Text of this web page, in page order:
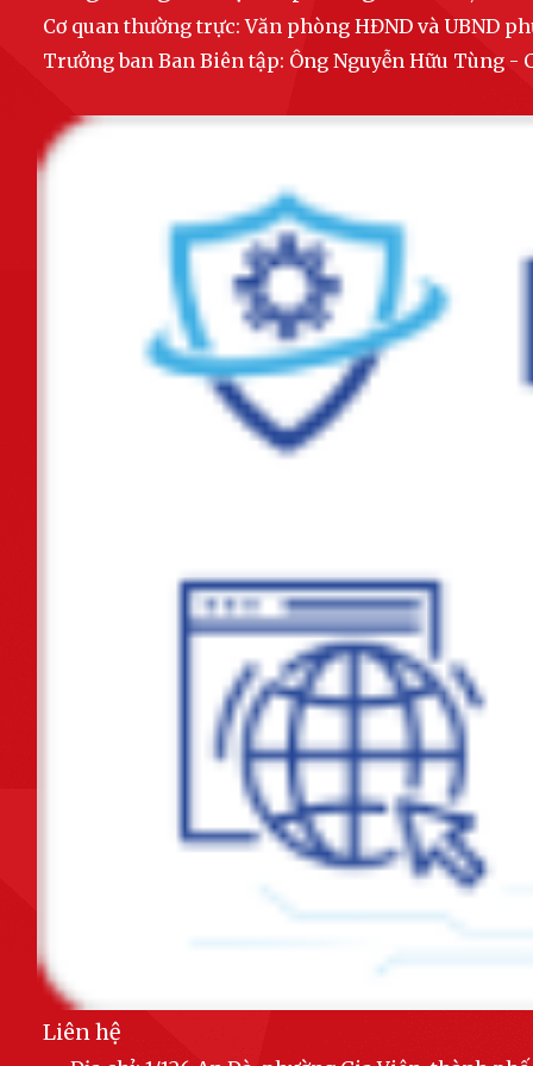
2025, triển khai nhiệm vụ năm...
Ủy ban nhân dân phường Gia Viên tổ chức cuộc họp nghe báo cáo
Lượng việc tăng vọt, cán bộ làm đến đêm: Cần tăng lương hay biên
chế?
Phường Gia Viên tham dự Hội nghị trực tuyến về kết quả giải ngân vốn
đầu tư công trên địa bàn thành...
Sáng ngày 21/8/2025, Ủy ban nhân dân phường Gia Viên tổ chức kiểm
tra thực tế tại các trường học đề...
Lễ ra quân thực hiện cao điểm xây dựng địa bàn không ma túy năm
Hội nghị Bồi dưỡng lý luận chính trị năm 2025 cho đội ngũ giáo viên
Liên đoàn Lao động thành phố và Bảo hiểm xã hội thành phố ký kết
chương trình phối hợp giai đoạn...
Ban hành Kế hoạch tổ chức các hoạt động ý nghĩa chào mừng Kỷ niệm
80 năm Cách mạng Tháng Tám và...
Tiếp tục thực hiện chuỗi các hoạt động tri ân nhân dịp kỷ niệm 78 năm
Chủ động ứng phó với vùng áp thấp có khả năng mạnh lên thành áp
Khánh thành công trình "Không gian văn hóa Hồ Chí Minh" tại Trường
Khẩn trương hoàn thiện phương án đề xuất triển khai tuyến đường tốc
độ cao kết nối khu vực Đông -...
Phường Gia Viên tổ chức Hội nghị triển khai lấy ý kiến cử tri đại diện hộ
Cơ quan thường trực: Văn phòng HĐND và UBND
Trưởng ban Ban Biên tập: Ông Nguyễn Hữu Tùng -
Liên hệ